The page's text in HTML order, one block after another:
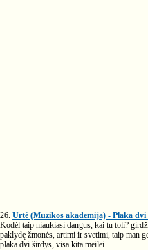
26. Urtė (Muzikos akademija) - Plaka dvi
Kodėl taip niaukiasi dangus, kai tu toli?
paklydę žmonės, artimi ir svetimi, taip man
plaka dvi širdys, visa kita meilei...